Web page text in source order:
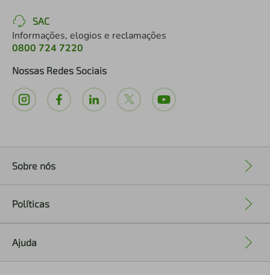
SAC
Informações, elogios e reclamações
0800 724 7220
Nossas Redes Sociais
Sobre nós
Políticas
Ajuda